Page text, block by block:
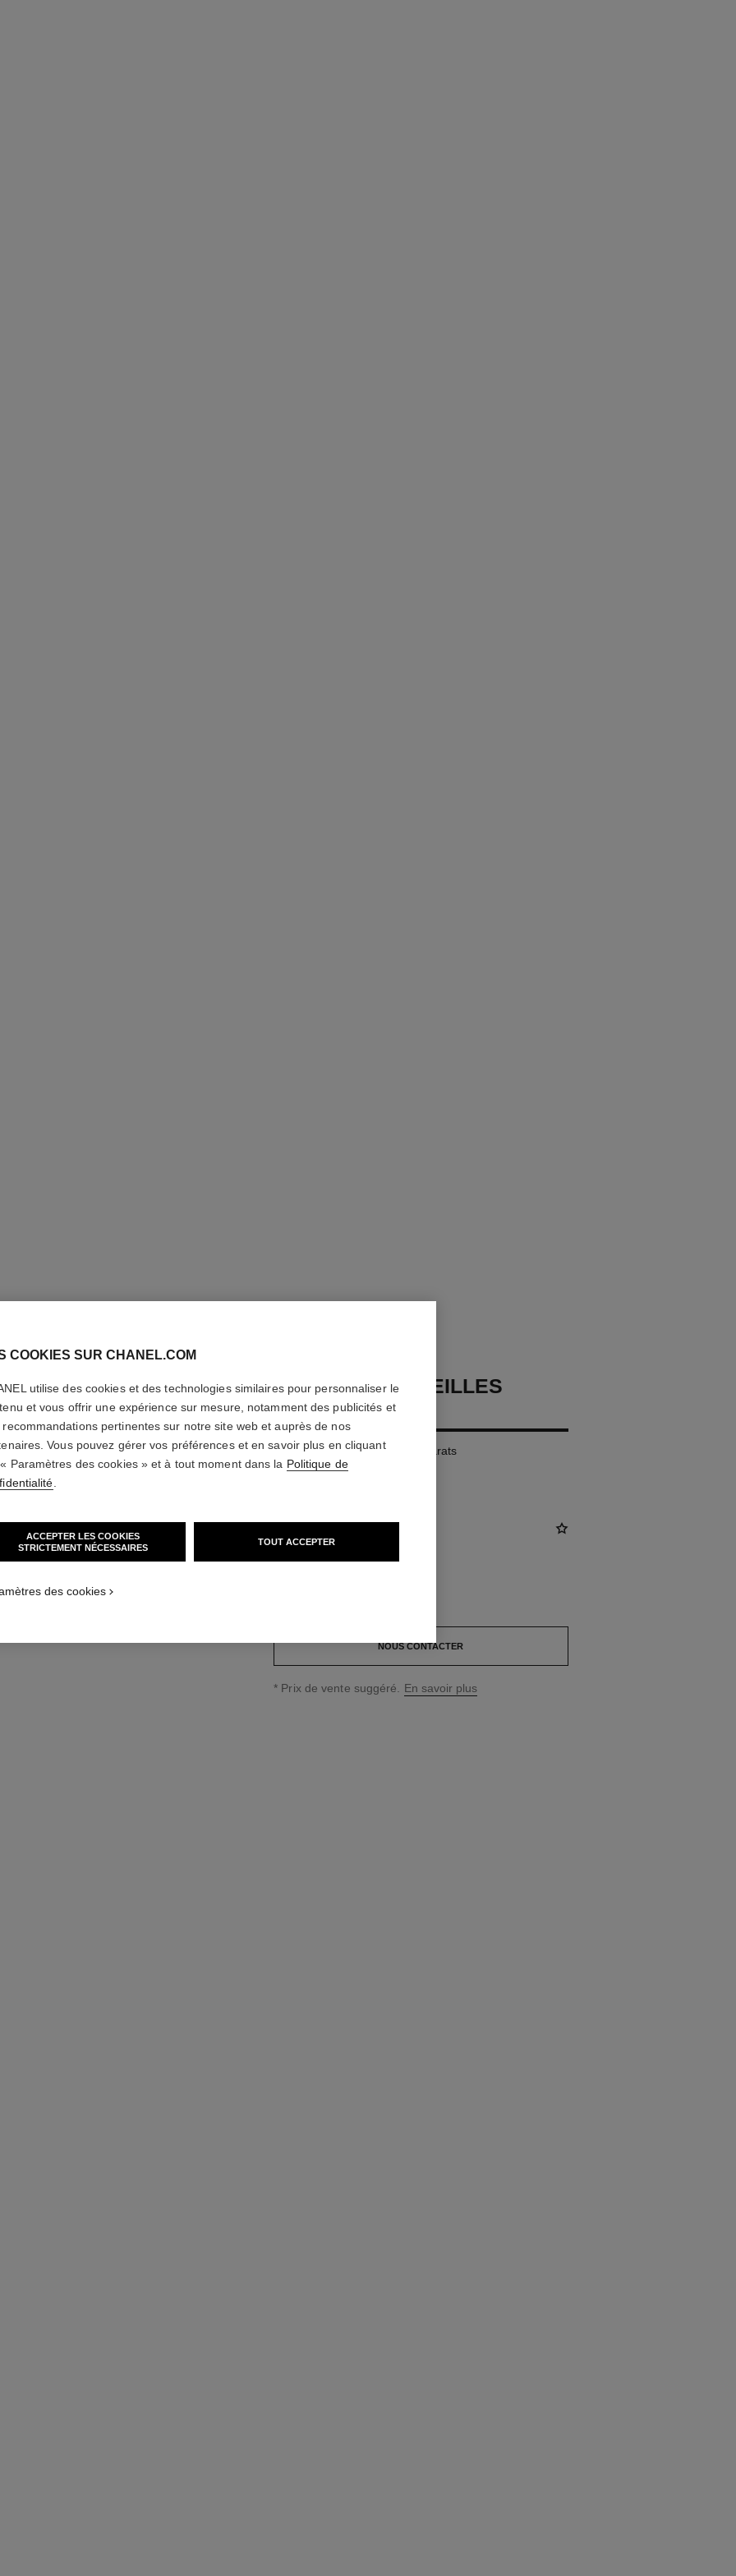
taille standard
BOUCLES D’OREILLES
COCO CRUSH
Motif matelassé, or jaune 18 carats
En savoir plus
variante(3)
NOUS CONTACTER
↩
* Prix de vente suggéré. En savoir plus
COOKIES SUR CHANEL.COM
utilise des cookies et des technologies similaires pour personnaliser le
et vous offrir une expérience sur mesure, notamment des publicités et
recommandations pertinentes sur notre site web et auprès de nos
Vous pouvez gérer vos préférences et en savoir plus en cliquant
Paramètres des cookies » et à tout moment dans la Politique de
ACCEPTER LES COOKIES
STRICTEMENT NÉCESSAIRES
TOUT ACCEPTER
des cookies